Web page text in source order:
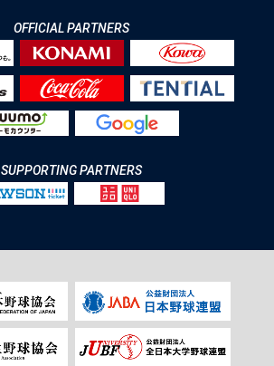
OFFICIAL PARTNERS
SUPPORTING PARTNERS